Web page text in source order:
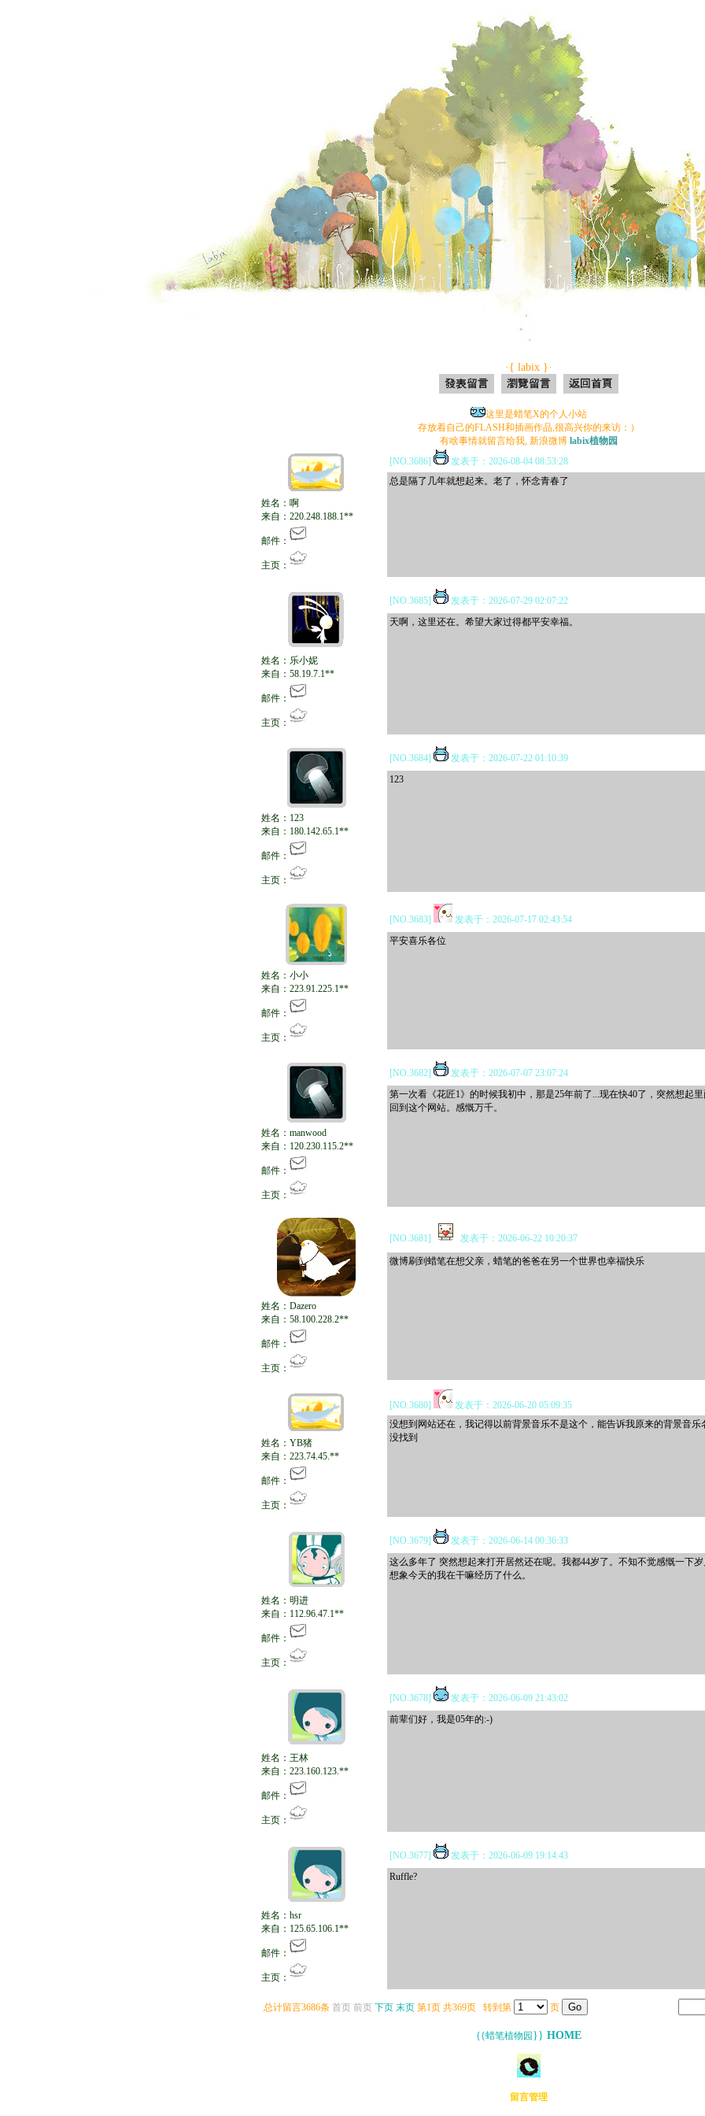
·{ labix }·
这里是蜡笔X的个人小站
存放着自己的FLASH和插画作品,很高兴你的来访：）
有啥事情就留言给我, 新浪微博 labix植物园
或者加入QQ群37718662{{蜡笔X植物园}}
姓名：啊
来自：220.248.188.1**
邮件：
主页：
[NO.3686]
发表于：2026-08-04 08:53:28
总是隔了几年就想起来。老了，怀念青春了
姓名：乐小妮
来自：58.19.7.1**
邮件：
主页：
[NO.3685]
发表于：2026-07-29 02:07:22
天啊，这里还在。希望大家过得都平安幸福。
姓名：123
来自：180.142.65.1**
邮件：
主页：
[NO.3684]
发表于：2026-07-22 01:10:39
123
姓名：小小
来自：223.91.225.1**
邮件：
主页：
[NO.3683]
发表于：2026-07-17 02:43:54
平安喜乐各位
姓名：manwood
来自：120.230.115.2**
邮件：
主页：
[NO.3682]
发表于：2026-07-07 23:07:24
第一次看《花匠1》的时候我初中，那是25年前了...现在快40了，突然想起
回到这个网站。感慨万千。
姓名：Dazero
来自：58.100.228.2**
邮件：
主页：
[NO.3681] 发表于：2026-06-22 10:20:37
微博刷到蜡笔在想父亲，蜡笔的爸爸在另一个世界也幸福快乐
姓名：YB猪
来自：223.74.45.**
邮件：
主页：
[NO.3680]
发表于：2026-06-20 05:09:35
没想到网站还在，我记得以前背景音乐不是这个，能告诉我原来的背景音乐
没找到
姓名：明进
来自：112.96.47.1**
邮件：
主页：
[NO.3679]
发表于：2026-06-14 00:36:33
这么多年了 突然想起来打开居然还在呢。我都44岁了。不知不觉感慨一下
想象今天的我在干嘛经历了什么。
姓名：王林
来自：223.160.123.**
邮件：
主页：
[NO.3678]
发表于：2026-06-09 21:43:02
前辈们好，我是05年的:-)
姓名：hsr
来自：125.65.106.1**
邮件：
主页：
[NO.3677]
发表于：2026-06-09 19:14:43
Ruffle?
总计留言3686条 首页 前页 下页 末页 第1页 共369页 转到第 页
{{蜡笔植物园 }} HOME
留言管理